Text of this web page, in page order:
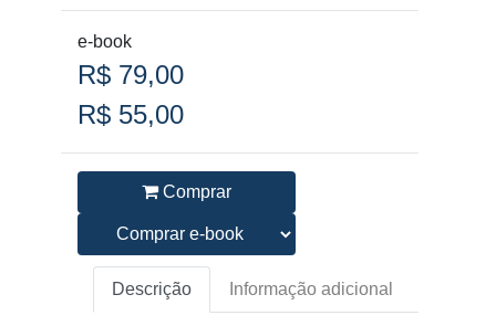
e-book
R$ 79,00
R$ 55,00
Comprar
Descrição Informação adicional